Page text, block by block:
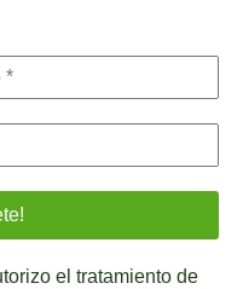
el tratamiento de